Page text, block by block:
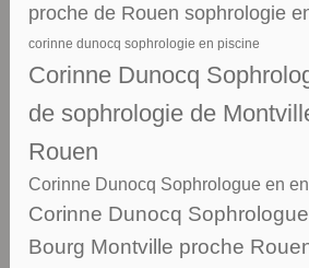
proche de Rouen sophrologie
corinne dunocq sophrologie en piscine
Corinne Dunocq
de sophrologie de
Rouen
Corinne Dunocq Sophrologue en
Corinne Dunocq
Bourg Montville proche